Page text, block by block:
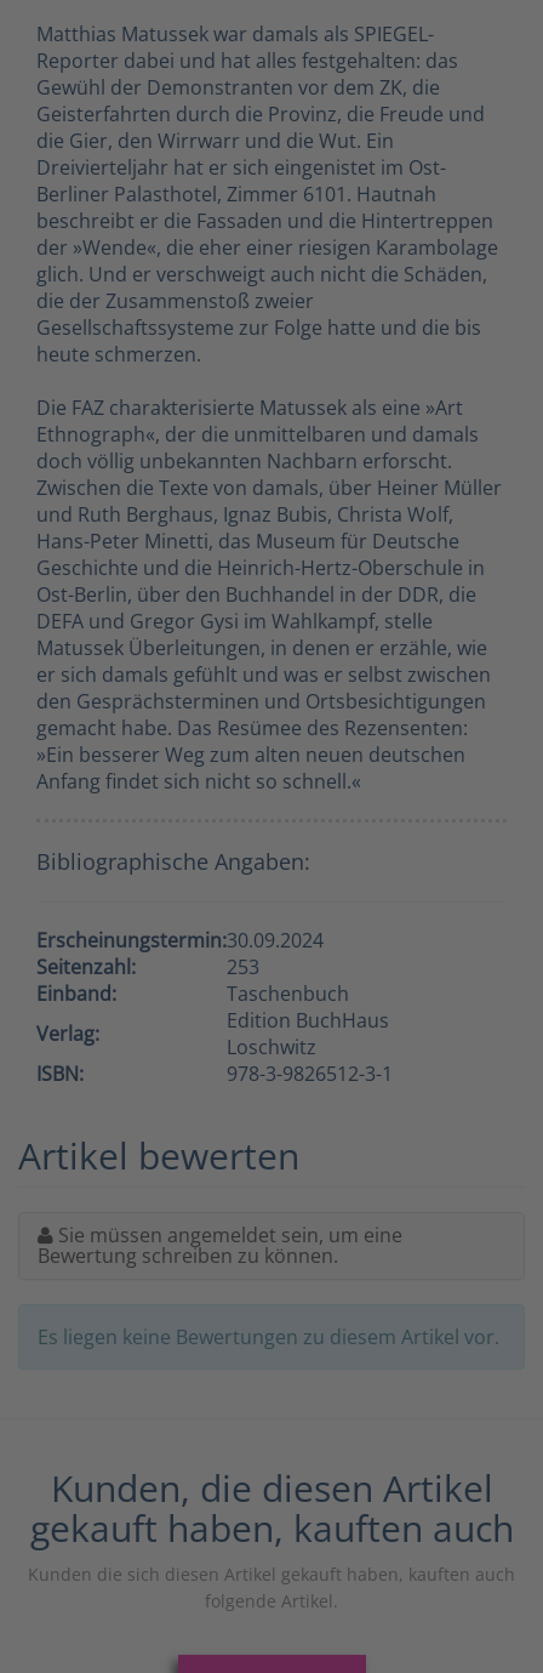
Matthias Matussek war damals als SPIEGEL-
Reporter dabei und hat alles festgehalten: das
Gewühl der Demonstranten vor dem ZK, die
Geisterfahrten durch die Provinz, die Freude und
die Gier, den Wirrwarr und die Wut. Ein
Dreivierteljahr hat er sich eingenistet im Ost-
Berliner Palasthotel, Zimmer 6101. Hautnah
beschreibt er die Fassaden und die Hintertreppen
der »Wende«, die eher einer riesigen Karambolage
glich. Und er verschweigt auch nicht die Schäden,
die der Zusammenstoß zweier
Gesellschaftssysteme zur Folge hatte und die bis
heute schmerzen.
Die FAZ charakterisierte Matussek als eine »Art
Ethnograph«, der die unmittelbaren und damals
doch völlig unbekannten Nachbarn erforscht.
Zwischen die Texte von damals, über Heiner Müller
und Ruth Berghaus, Ignaz Bubis, Christa Wolf,
Hans-Peter Minetti, das Museum für Deutsche
Geschichte und die Heinrich-Hertz-Oberschule in
Ost-Berlin, über den Buchhandel in der DDR, die
DEFA und Gregor Gysi im Wahlkampf, stelle
Matussek Überleitungen, in denen er erzähle, wie
er sich damals gefühlt und was er selbst zwischen
den Gesprächsterminen und Ortsbesichtigungen
gemacht habe. Das Resümee des Rezensenten:
»Ein besserer Weg zum alten neuen deutschen
Anfang findet sich nicht so schnell.«
Bibliographische Angaben:
Erscheinungstermin:30.09.2024
Seitenzahl:
253
Einband:
Taschenbuch
Verlag:
Edition BuchHaus
Loschwitz
ISBN:
978-3-9826512-3-1
Artikel bewerten
Sie müssen angemeldet sein, um eine
Bewertung schreiben zu können.
Es liegen keine Bewertungen zu diesem Artikel vor.
Kunden, die diesen Artikel
gekauft haben, kauften auch
Kunden die sich diesen Artikel gekauft haben, kauften auch
folgende Artikel.